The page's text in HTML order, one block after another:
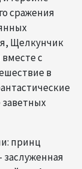
сражения
Щелкунчик
с
в
принц